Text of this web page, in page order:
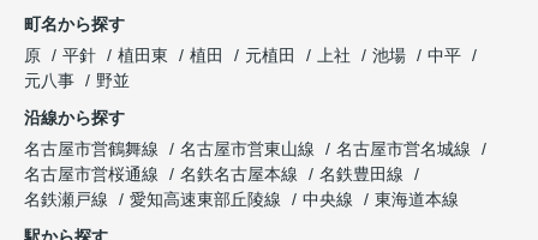
町名から探す
原
平針 植田東 植田 元植田 上社 池場
中平
元八事
野並
沿線から探す
名古屋市営鶴舞線
名古屋市営東山線
名古屋市営名城線
名古屋市営桜通線
名鉄名古屋本線
名鉄豊田線
名鉄瀬戸線
愛知高速東部丘陵線 中央線
東海道本線
駅から探す